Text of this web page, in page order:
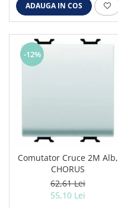
ADAUGA IN COS
-12%
Comutator Cruce 2M Alb,
CHORUS
62,61 Lei
55,10 Lei